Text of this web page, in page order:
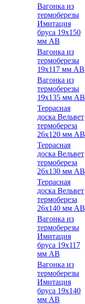
Вагонка из
термоберезы
Имитация
бруса 19х150
мм АВ
Вагонка из
термоберезы
19х117 мм АВ
Вагонка из
термоберезы
19х135 мм АВ
Террасная
доска Вельвет
термобереза
26х120 мм АВ
Террасная
доска Вельвет
термобереза
26х130 мм АВ
Террасная
доска Вельвет
термобереза
26х140 мм АВ
Вагонка из
термоберезы
Имитация
бруса 19х117
мм АВ
Вагонка из
термоберезы
Имитация
бруса 19х140
мм АВ